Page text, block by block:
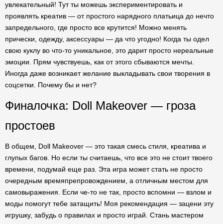
увлекательный! Тут ты можешь экспериментировать и
проявлять креатив — от простого нарядного платьица до нечто
запредельного, где просто все крутится! Можно менять
прически, одежду, аксессуары — да что угодно! Когда ты одел
свою куклу во что-то уникальное, это дарит просто нереальные
эмоции. Прям чувствуешь, как от этого сбываются мечты.
Иногда даже возникает желание выкладывать свои творения в
соцсетки. Почему бы и нет?
Финалочка: Doll Makeover — гроза
простоев
В общем, Doll Makeover — это такая смесь стиля, креатива и
глупых багов. Но если ты считаешь, что все это не стоит твоего
времени, подумай еще раз. Эта игра может стать не просто
очередным времяпрепровождением, а отличным местом для
самовыражения. Если че-то не так, просто вспомни — взлом и
моды помогут тебе затащить! Моя рекомендация — зацени эту
игрушку, забудь о правилах и просто играй. Стань мастером